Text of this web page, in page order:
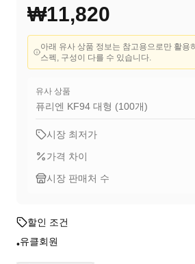
₩11,820
아래 유사 상품 정보는 참고용으로만 활용
스펙, 구성이 다를 수 있습니다.
유사 상품
퓨리엔 KF94 대형 (100개)
시장 최저가
가격 차이
시장 판매처 수
할인 조건
•유클회원